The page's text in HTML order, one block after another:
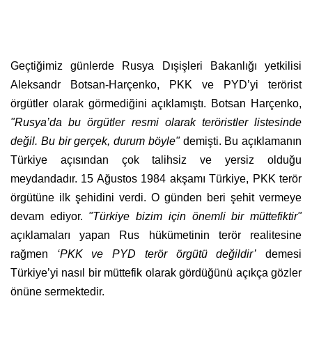
Geçtiğimiz günlerde Rusya Dışişleri Bakanlığı yetkilisi
Aleksandr Botsan-Harçenko, PKK ve PYD’yi terörist
örgütler olarak görmediğini açıklamıştı. Botsan Harçenko,
"Rusya’da bu örgütler resmi olarak teröristler listesinde
değil. Bu bir gerçek, durum böyle" demişti. Bu açıklamanın
Türkiye açısından çok talihsiz ve yersiz olduğu
meydandadır. 15 Ağustos 1984 akşamı Türkiye, PKK terör
örgütüne ilk şehidini verdi. O günden beri şehit vermeye
devam ediyor. "Türkiye bizim için önemli bir müttefiktir"
açıklamaları yapan Rus hükümetinin terör realitesine
rağmen ‘PKK ve PYD terör örgütü değildir’ demesi
Türkiye’yi nasıl bir müttefik olarak gördüğünü açıkça gözler
önüne sermektedir.